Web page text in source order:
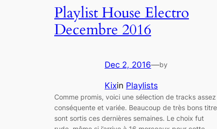
Playlist House Electro
Decembre 2016
Dec 2, 2016—by
Kixin Playlists
Comme promis, voici une sélection de tracks assez
conséquente et variée. Beaucoup de très bons
sont sortis ces dernières semaines. Le choix fut